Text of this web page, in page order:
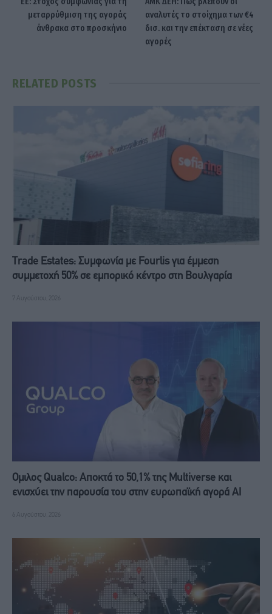
μεταρρύθμιση της αγοράς
άνθρακα στο προσκήνιο
αναλυτές το στοίχημα των €4
δισ. και την επέκταση σε νέες
αγορές
RELATED POSTS
Trade Estates: Συμφωνία με Fourlis για έμμεση
συμμετοχή 50% σε εμπορικό κέντρο στη Βουλγαρία
7 Αυγούστου, 2026
Ομιλος Qualco: Αποκτά το 50,1% της Multiverse και
ενισχύει την παρουσία του στην ευρωπαϊκή αγορά ΑΙ
6 Αυγούστου, 2026